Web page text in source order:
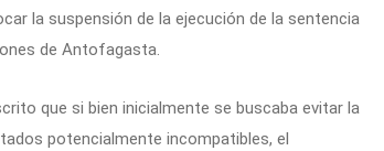
la suspensión de la ejecución de la sentencia
de Antofagasta.
que si bien inicialmente se buscaba evitar la
potencialmente incompatibles, el